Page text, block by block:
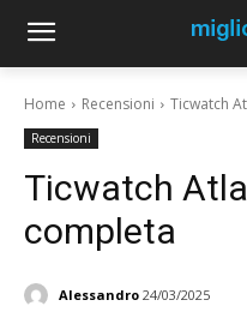
Home Recensioni Ticwatch
Recensioni
Ticwatch
completa
Alessandro 24/03/2025